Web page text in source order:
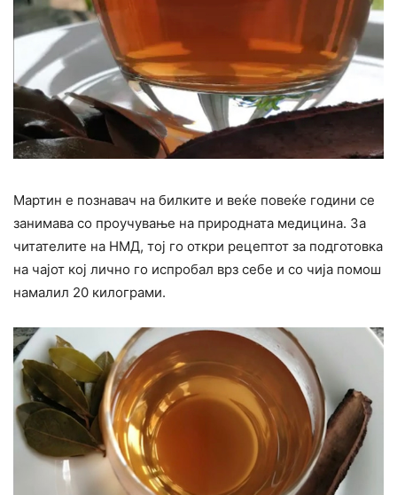
Мартин е познавач на билките и веќе повеќе години се
занимава со проучување на природната медицина. За
читателите на НМД, тој го откри рецептот за подготовка
на чајот кој лично го испробал врз себе и со чија помош
намалил 20 килограми.